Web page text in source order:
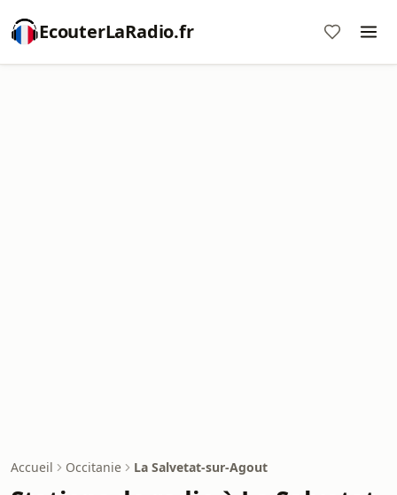
EcouterLaRadio.fr
Accueil Occitanie La Salvetat-sur-Agout